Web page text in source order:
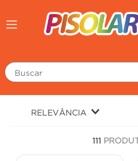
Buscar
RELEVÂNCIA
111